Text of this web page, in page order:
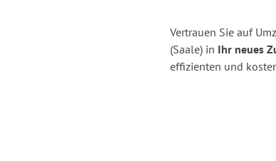
Vertrauen Sie auf
(Saale) in Ihr neues
effizienten und